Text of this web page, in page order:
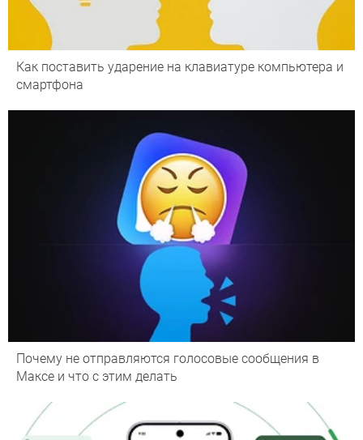
Как поставить ударение на клавиатуре компьютера и
смартфона
Почему не отправляются голосовые сообщения в
Максе и что с этим делать